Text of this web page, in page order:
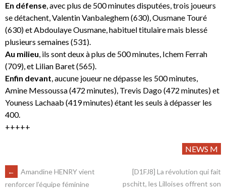
En défense, avec plus de 500 minutes disputées, trois joueurs
se détachent, Valentin Vanbaleghem (630), Ousmane Touré
(630) et Abdoulaye Ousmane, habituel titulaire mais blessé
plusieurs semaines (531).
Au milieu, ils sont deux à plus de 500 minutes, Ichem Ferrah
(709), et Lilian Baret (565).
Enfin devant, aucune joueur ne dépasse les 500 minutes,
Amine Messoussa (472 minutes), Trevis Dago (472 minutes) et
Youness Lachaab (419 minutes) étant les seuls à dépasser les
400.
+++++
NEWS M
←
Amandine HENRY vient
renforcer l’équipe féminine
[D1FJ8] La révolution qui fait
pschitt, les Lilloises offrent son